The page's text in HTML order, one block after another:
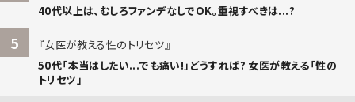
40代以上は、むしろファンデなしでOK。重視すべきは...?
5
女医が教える性のトリセツ
50代「本当はしたい...でも痛い!」どうすれば? 女医が教える「性の
トリセツ」